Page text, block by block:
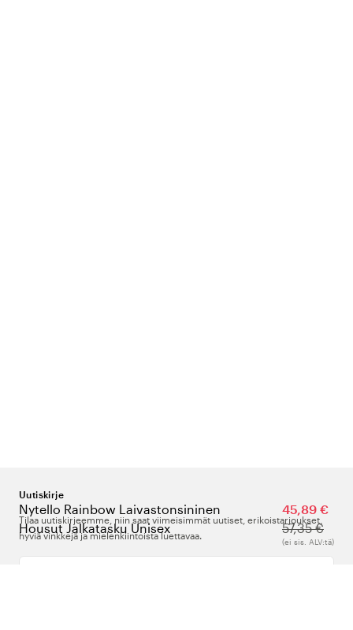
Nytello Rainbow Laivastonsininen
Housut Jalkatasku Unisex
45,89 €
57,35 €
(ei sis. ALV:tä)
Uutiskirje
Tilaa uutiskirjeemme, niin saat viimeisimmät uutiset, erikoistarjoukset,
hyviä vinkkejä ja mielenkiintoista luettavaa.
Kirjoita sähköpostiosoitteesi